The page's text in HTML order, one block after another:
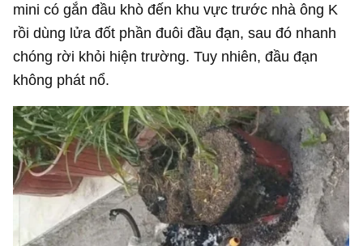
mini có gắn đầu khò đến khu vực trước nhà ông K
rồi dùng lửa đốt phần đuôi đầu đạn, sau đó nhanh
chóng rời khỏi hiện trường. Tuy nhiên, đầu đạn
không phát nổ.